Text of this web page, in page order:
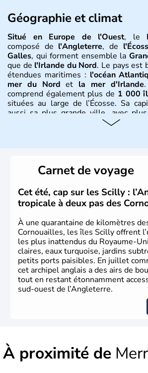
Géographie et climat
Situé en Europe de l'Ouest, le
composé de l'Angleterre, de
Galles, qui forment ensemble la
que de l'Irlande du Nord. Le pays est
étendues maritimes : l'océan
mer du Nord et la mer d'Irlande
comprend également plus de 1 000
situées au large de l’Écosse. Sa
aussi sa plus grande ville, avec
population totale
Histoire et administration
naît officiellement
d’Union, réunissant leRoyaume de
Royaume d’Irlande. Puissance
Lumières, il s’illustre enlittérature,
l’innovation. Il devient en 1807 la
commerce d’esclaves. Membre de l’
à partir de 1973, le Royaume-Uni
1980, d’importantesréformes
lelibéralisme, influençant
développement. Sonhistoire riche
sa culture et son rayonnement
Carnet de voyage
Cet été, cap sur les Scilly :
tropicale à deux pas des
À une quarantaine de kilomètres
Cornouailles, les îles Scilly offrent
les plus inattendus du Royaume-
claires, eaux turquoise, jardins
petits ports paisibles. En juillet
cet archipel anglais a des airs de
tout en restant étonnamment
sud-ouest de l’Angleterre.
À proximité de